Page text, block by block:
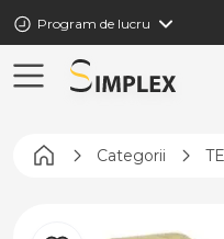
Program de lucru
Pagina principală
Categorii